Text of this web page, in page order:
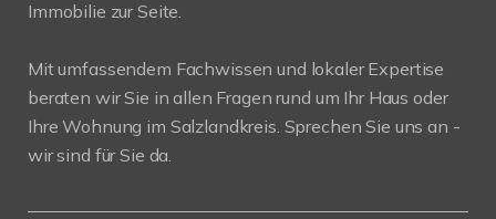
Immobilie zur Seite.
Mit umfassendem Fachwissen und lokaler Expertise
beraten wir Sie in allen Fragen rund um Ihr Haus oder
Ihre Wohnung im Salzlandkreis. Sprechen Sie uns an -
wir sind für Sie da.